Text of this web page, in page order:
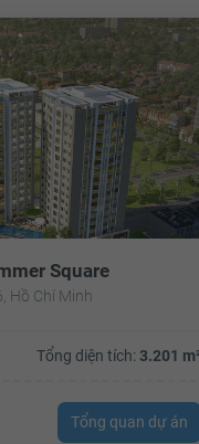
Square
Hồ Chí Minh
Tổng diện tích: 3.201
Tổng quan dự án